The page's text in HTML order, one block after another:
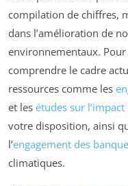
compilation de chiffres,
dans l’amélioration de
environnementaux.
comprendre le cadre
ressources comme les
et les études sur
votre disposition, ainsi
l’engagement des
climatiques.